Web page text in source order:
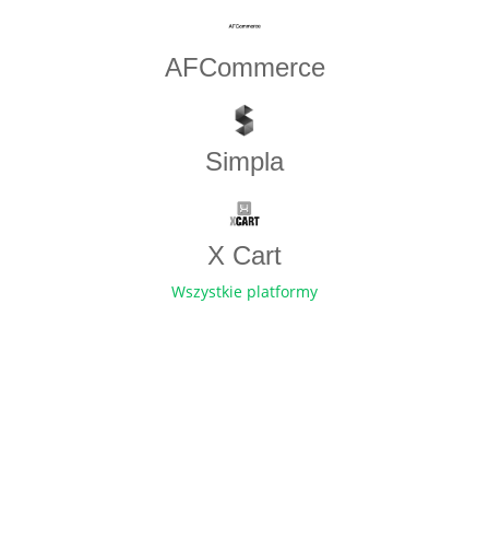
AFCommerce
Simpla
X Cart
Wszystkie platformy